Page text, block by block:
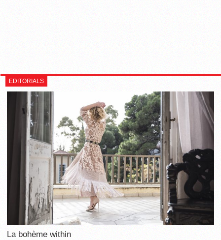
EDITORIALS
La bohème within